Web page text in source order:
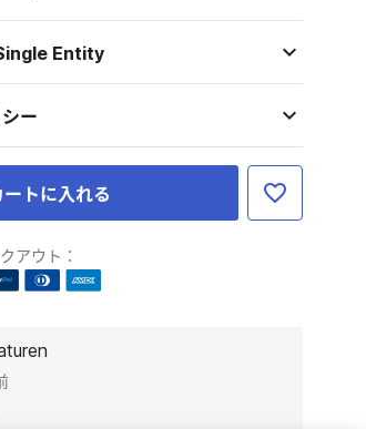
Entity
ー
ートに入れる
アウト：